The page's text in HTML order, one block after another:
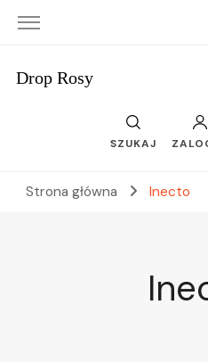
Drop Rosy
SZUKAJ
Strona główna Inecto